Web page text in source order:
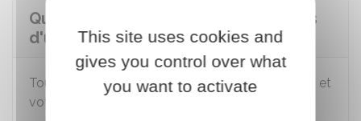
Qui doit souscrire l'assurance en cas
d'usage professionnel ?
Tout dépend de l'organisation choisie entre vous et
votre employeur.
This site uses cookies and
gives you control over what
you want to activate